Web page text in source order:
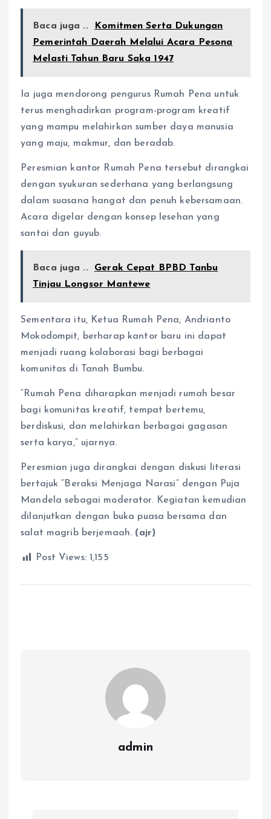
Baca juga ..
Komitmen Serta Dukungan
Pemerintah Daerah Melalui Acara Pesona
Melasti Tahun Baru Saka 1947
Ia juga mendorong pengurus Rumah Pena untuk
terus menghadirkan program-program kreatif
yang mampu melahirkan sumber daya manusia
yang maju, makmur, dan beradab.
Peresmian kantor Rumah Pena tersebut dirangkai
dengan syukuran sederhana yang berlangsung
dalam suasana hangat dan penuh kebersamaan.
Acara digelar dengan konsep lesehan yang
santai dan guyub.
Baca juga ..
Gerak Cepat BPBD Tanbu
Tinjau Longsor Mantewe
Sementara itu, Ketua Rumah Pena, Andrianto
Mokodompit, berharap kantor baru ini dapat
menjadi ruang kolaborasi bagi berbagai
komunitas di Tanah Bumbu.
“Rumah Pena diharapkan menjadi rumah besar
bagi komunitas kreatif, tempat bertemu,
berdiskusi, dan melahirkan berbagai gagasan
serta karya,” ujarnya.
Peresmian juga dirangkai dengan diskusi literasi
bertajuk “Beraksi Menjaga Narasi” dengan Puja
Mandela sebagai moderator. Kegiatan kemudian
dilanjutkan dengan buka puasa bersama dan
salat magrib berjemaah. (ajr)
Post Views: 1,155
admin